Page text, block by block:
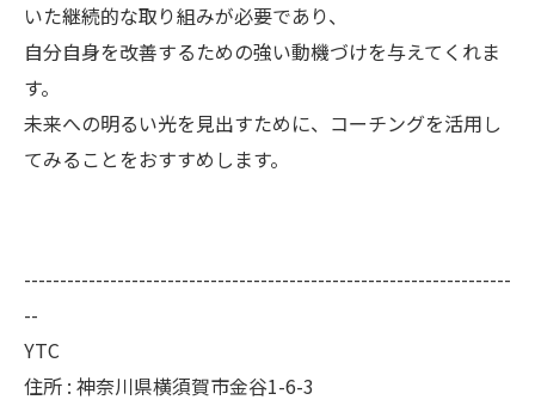
いた継続的な取り組みが必要であり、
自分自身を改善するための強い動機づけを与えてくれま
す。
未来への明るい光を見出すために、コーチングを活用し
てみることをおすすめします。
--------------------------------------------------------------------
--
YTC
住所 : 神奈川県横須賀市金谷1-6-3